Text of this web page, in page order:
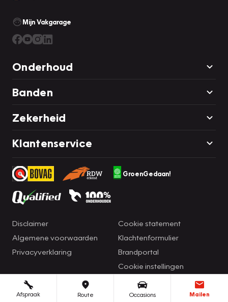
Afspraak Route Occasions Mailen
Mijn Vakgarage
Onderhoud
Banden
Zekerheid
Klantenservice
GroenGedaan!
Disclaimer
Algemene voorwaarden
Privacyverklaring
Cookie statement
Klachtenformulier
Brandportal
Cookie instellingen